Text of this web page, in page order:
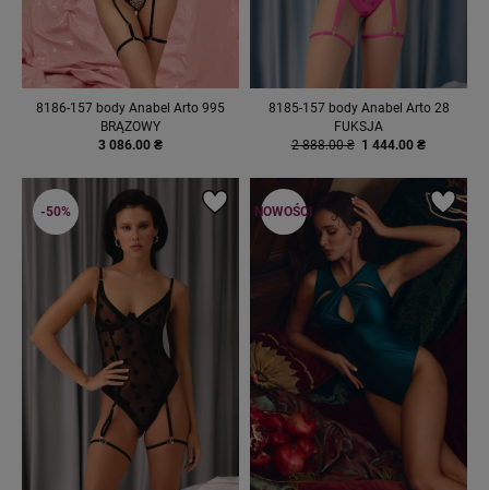
8186-157 body Anabel Arto 995
BRĄZOWY
3 086.00 ₴
8185-157 body Anabel Arto 28
FUKSJA
2 888.00 ₴ 1 444.00 ₴
-50% NOWOŚCI